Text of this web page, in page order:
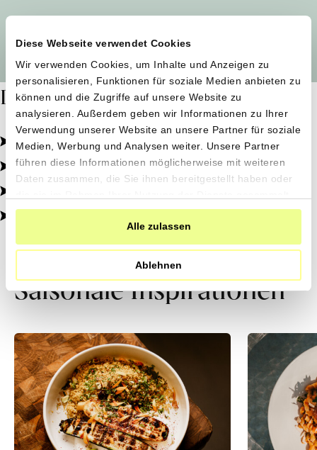
Diese Webseite verwendet Cookies
Wir verwenden Cookies, um Inhalte und Anzeigen zu
personalisieren, Funktionen für soziale Medien anbieten zu
können und die Zugriffe auf unsere Website zu
analysieren. Außerdem geben wir Informationen zu Ihrer
Verwendung unserer Website an unsere Partner für soziale
Medien, Werbung und Analysen weiter. Unsere Partner
führen diese Informationen möglicherweise mit weiteren
Daten zusammen, die Sie ihnen bereitgestellt haben oder
haben.
Alle zulassen
Ablehnen
Dafür stehen wir
Pestizidfrei angebaut, schonend verarbeitet.
Natürliche Zutaten, echter Geschmack.
Von kleinen Höfen, direkt zu dir.
100% transparent, 0% Zusatzstoffe.
Saisonale Inspirationen